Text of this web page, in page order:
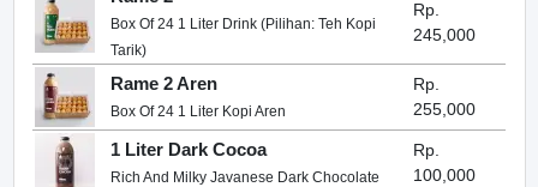
Box Of 24 1 Liter Drink (Pilihan: Teh Kopi
Tarik)
Rp.
245,000
Rame 2 Aren
Box Of 24 1 Liter Kopi Aren
Rp.
255,000
1 Liter Dark Cocoa
Rich And Milky Javanese Dark Chocolate
Rp.
100,000